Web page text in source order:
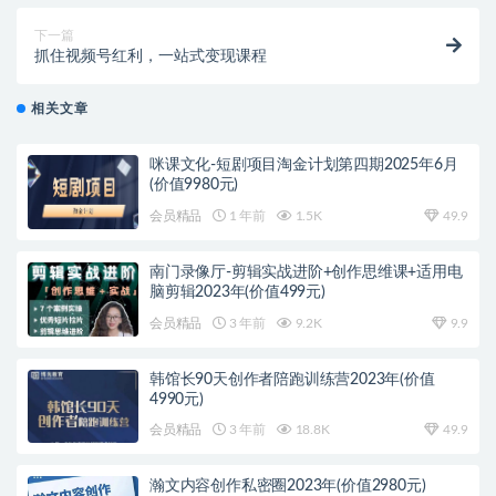
下一篇
抓住视频号红利，一站式变现课程
相关文章
咪课文化-短剧项目淘金计划第四期2025年6月
(价值9980元)
会员精品 1 年前 1.5K 49.9
南门录像厅-剪辑实战进阶+创作思维课+适用电
脑剪辑2023年(价值499元)
会员精品 3 年前 9.2K 9.9
韩馆长90天创作者陪跑训练营2023年(价值
4990元)
会员精品 3 年前 18.8K 49.9
瀚文内容创作私密圈2023年(价值2980元)